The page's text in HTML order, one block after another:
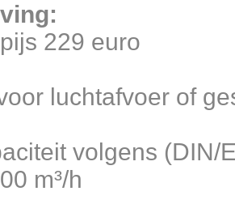
229 euro
luchtafvoer of
volgens (DIN/
m³/h